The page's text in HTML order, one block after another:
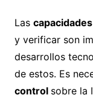
Las
y verificar son
desarrollos
de estos. Es
control sobre la